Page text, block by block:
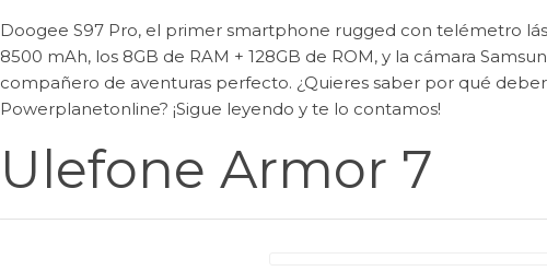
Doogee S97 Pro, el primer smartphone rugged con telémetro
8500 mAh, los 8GB de RAM + 128GB de ROM, y la cámara
compañero de aventuras perfecto. ¿Quieres saber por qué
Powerplanetonline? ¡Sigue leyendo y te lo contamos!
Ulefone Armor 7